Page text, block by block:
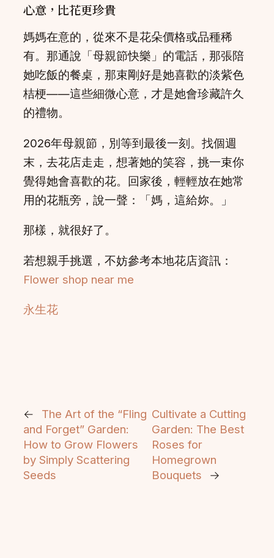
心意，比花更珍貴
媽媽在意的，從來不是花朵價格或品種稀
有。那通說「母親節快樂」的電話，那張陪
她吃飯的餐桌，那束剛好是她喜歡的淡紫色
桔梗——這些細微心意，才是她會珍藏許久
的禮物。
2026年母親節，別等到最後一刻。找個週
末，去花店走走，想著她的笑容，挑一束你
覺得她會喜歡的花。回家後，輕輕放在她常
用的花瓶旁，說一聲：「媽，這給妳。」
那樣，就很好了。
若想親手挑選，不妨參考本地花店資訊：
Flower shop near me
永生花
←
The Art of the “Fling
and Forget” Garden:
How to Grow Flowers
by Simply Scattering
Seeds
Cultivate a Cutting
Garden: The Best
Roses for
Homegrown
Bouquets
→